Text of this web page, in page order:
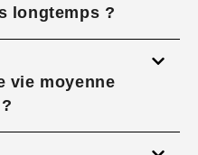
longtemps ?
vie moyenne